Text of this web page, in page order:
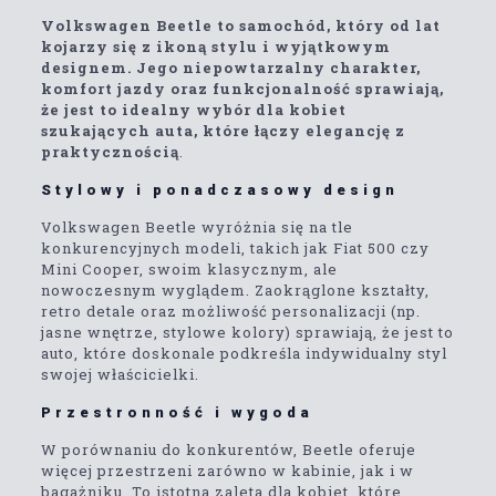
Volkswagen Beetle to samochód, który od lat
kojarzy się z ikoną stylu i wyjątkowym
designem. Jego niepowtarzalny charakter,
komfort jazdy oraz funkcjonalność sprawiają,
że jest to idealny wybór dla kobiet
szukających auta, które łączy elegancję z
praktycznością.
Stylowy i ponadczasowy design
Volkswagen Beetle wyróżnia się na tle
konkurencyjnych modeli, takich jak Fiat 500 czy
Mini Cooper, swoim klasycznym, ale
nowoczesnym wyglądem. Zaokrąglone kształty,
retro detale oraz możliwość personalizacji (np.
jasne wnętrze, stylowe kolory) sprawiają, że jest to
auto, które doskonale podkreśla indywidualny styl
swojej właścicielki.
Przestronność i wygoda
W porównaniu do konkurentów, Beetle oferuje
więcej przestrzeni zarówno w kabinie, jak i w
bagażniku. To istotna zaleta dla kobiet, które